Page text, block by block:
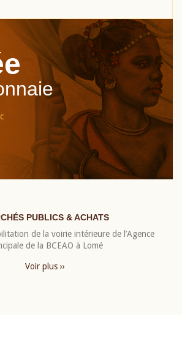
PUBLICS & ACHATS
de la voirie intérieure de l’Agence
de la BCEAO à Lomé
Voir plus ››